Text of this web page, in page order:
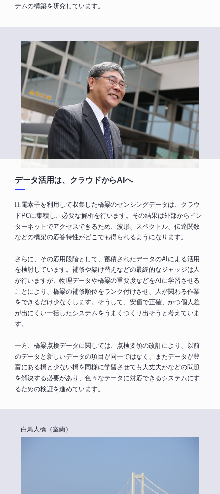
テムの構築を研究しています。
データ活用は、クラウドからAIへ
圧電素子を利用して収集した橋梁のセンシングデータは、クラウ
ドPCに集積し、必要な解析を行います。その結果は外部からイン
ターネットでアクセスできるため、波形、スペクトル、伝達関数
などの橋梁の応答特性がどこでも得られるようになります。
さらに、その応用段階として、蓄積されたデータのAIによる活用
を検討しています。補修や架け替えなどの最終的なジャッジは人
が行いますが、物理データや橋梁の重要度などをAIに学習させる
ことにより、橋梁の補修順位をランク付けさせ、人が関わる作業
をできるだけ少なくします。そうして、安価で正確、かつ個人差
が出にくい一括したシステムをうまくつくり出そうと考えていま
す。
一方、橋梁点検データに関しては、点検要領の改訂により、以前
のデータと新しいデータの項目が同一ではなく、またデータが豊
富にある橋と少ない橋を同様に学習させても大丈夫かなどの問題
を解決する必要があり、色々なデータに対応できるシステムにす
るための検証を進めています。
白鳥大橋（室蘭）